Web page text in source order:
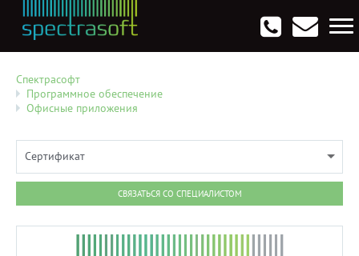
Спектрасофт
Программное обеспечение
Офисные приложения
Сертификат
СВЯЗАТЬСЯ СО СПЕЦИАЛИСТОМ